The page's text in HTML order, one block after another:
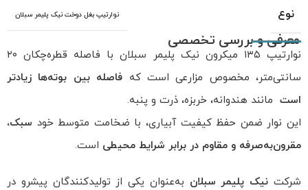
نوع نوارتیپ بغل دوخت نیک پلیمر سبلان
معرفی و بررسی تخصصی
نوارتیپ ۱۳۵ میکرون نیک پلیمر سبلان با فاصله قطره‌چکان ۲۰
سانتی‌متر، مخصوص مزارعی است که فاصله بین بوته‌ها زیادتر
است مانند هندوانه، خربزه، ذرت و پنبه.
این نوار ضمن حفظ کیفیت آبیاری، با ضخامت متوسط خود سبک،
مقرون‌به‌صرفه و مقاوم در برابر شرایط محیطی است.
شرکت نیک پلیمر سبلان به‌عنوان یکی از تولیدکنندگان پیشرو در